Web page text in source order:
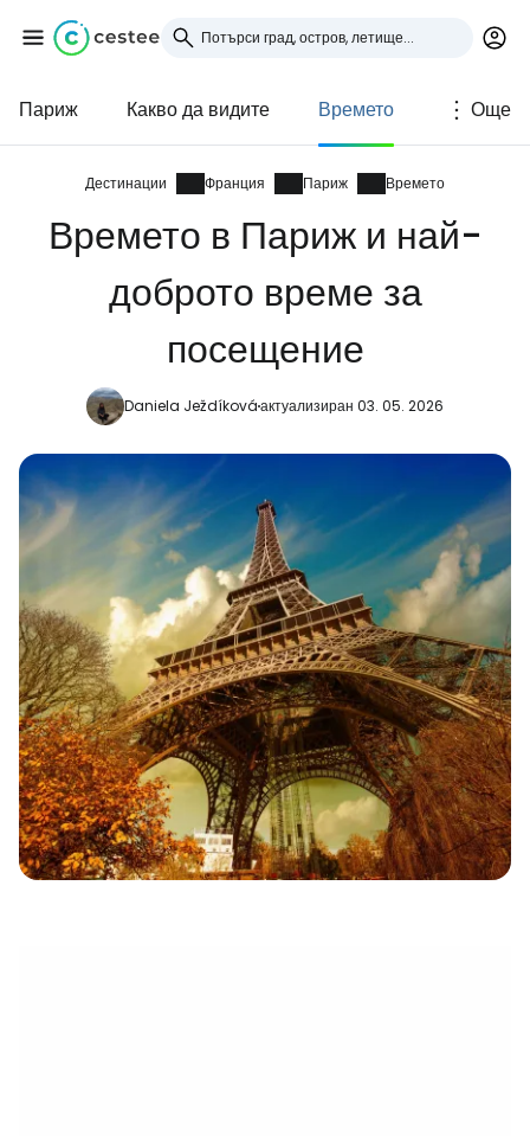
Париж Какво да видите Времето Още
Дестинации Франция Париж Времето
Времето в Париж и най-
доброто време за
посещение
Daniela Ježdíkováактуализиран 03. 05. 2026
Влезте в Cestee
... световната общност на туристите
Продължете с Google
Продължете с Facebook
Продължете с имейл